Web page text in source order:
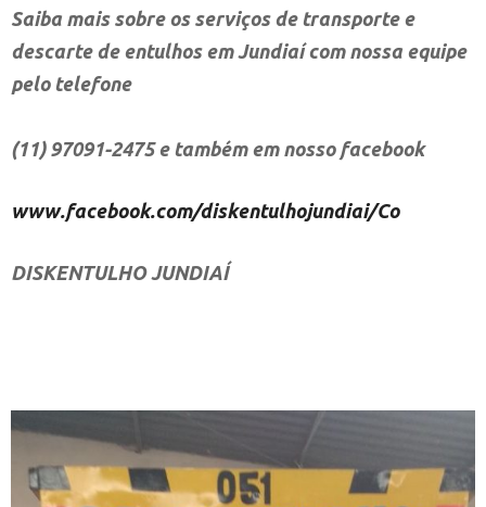
Saiba mais sobre os serviços de transporte e
descarte de entulhos em Jundiaí com nossa equipe
pelo telefone
(11) 97091-2475 e também em nosso facebook
www.facebook.com/diskentulhojundiai/Co
DISKENTULHO JUNDIAÍ